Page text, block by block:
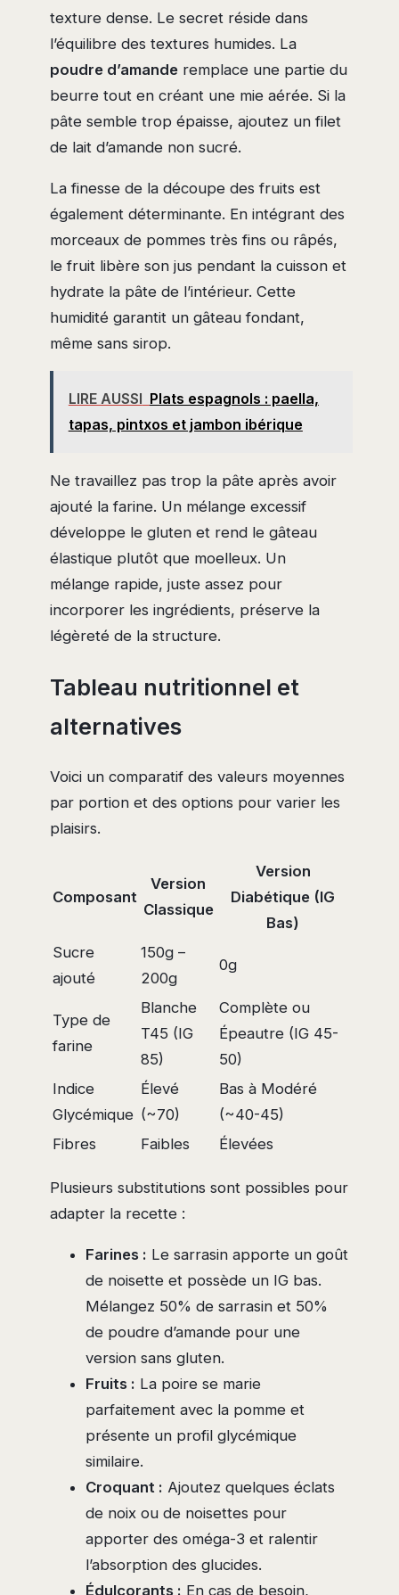
texture dense. Le secret réside dans
l’équilibre des textures humides. La
poudre d’amande remplace une partie du
beurre tout en créant une mie aérée. Si la
pâte semble trop épaisse, ajoutez un filet
de lait d’amande non sucré.
La finesse de la découpe des fruits est
également déterminante. En intégrant des
morceaux de pommes très fins ou râpés,
le fruit libère son jus pendant la cuisson et
hydrate la pâte de l’intérieur. Cette
humidité garantit un gâteau fondant,
même sans sirop.
LIRE AUSSI Plats espagnols : paella,
tapas, pintxos et jambon ibérique
Ne travaillez pas trop la pâte après avoir
ajouté la farine. Un mélange excessif
développe le gluten et rend le gâteau
élastique plutôt que moelleux. Un
mélange rapide, juste assez pour
incorporer les ingrédients, préserve la
légèreté de la structure.
Tableau nutritionnel et
alternatives
Voici un comparatif des valeurs moyennes
par portion et des options pour varier les
plaisirs.
Composant
Version
Classique
Version
Diabétique (IG
Bas)
Sucre
ajouté
150g –
200g
0g
Type de
farine
Blanche
T45 (IG
85)
Complète ou
Épeautre (IG 45-
50)
Indice
Glycémique
Élevé
(~70)
Bas à Modéré
(~40-45)
Fibres
Faibles Élevées
Plusieurs substitutions sont possibles pour
adapter la recette :
Farines : Le sarrasin apporte un goût
de noisette et possède un IG bas.
Mélangez 50% de sarrasin et 50%
de poudre d’amande pour une
version sans gluten.
Fruits : La poire se marie
parfaitement avec la pomme et
présente un profil glycémique
similaire.
Croquant : Ajoutez quelques éclats
de noix ou de noisettes pour
apporter des oméga-3 et ralentir
l’absorption des glucides.
Édulcorants : En cas de besoin,